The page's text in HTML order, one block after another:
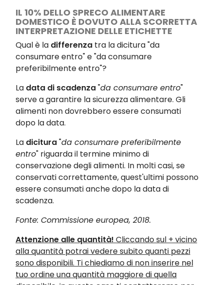
IL 10% DELLO SPRECO ALIMENTARE
DOMESTICO È DOVUTO ALLA SCORRETTA
INTERPRETAZIONE DELLE ETICHETTE
Qual è la differenza tra la dicitura "da
consumare entro" e "da consumare
preferibilmente entro"?
La data di scadenza"da consumare entro"
serve a garantire la sicurezza alimentare. Gli
alimenti non dovrebbero essere consumati
dopo la data.
La dicitura"da consumare preferibilmente
entro" riguarda il termine minimo di
conservazione degli alimenti. In molti casi, se
conservati correttamente, quest'ultimi possono
essere consumati anche dopo la data di
scadenza.
Fonte: Commissione europea, 2018.
Attenzione alle quantità! Cliccando sul + vicino
alla quantità potrai vedere subito quanti pezzi
sono disponibili. Ti chiediamo di non inserire nel
tuo ordine una quantità maggiore di quella